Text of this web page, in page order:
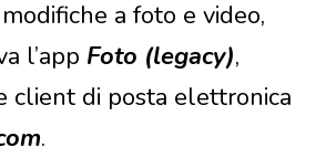
a foto e video,
l’app Foto (legacy),
client di posta elettronica
.